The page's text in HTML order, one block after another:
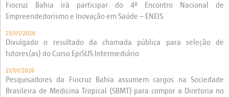
Fiocruz Bahia irá participar do 4º Encontro Nacional de
Empreendedorismo e Inovação em Saúde – ENEIS
23/01/2026
Divulgado o resultado da chamada pública para seleção de
tutores(as) do Curso EpiSUS Intermediário
21/01/2026
Pesquisadores da Fiocruz Bahia assumem cargos na Sociedade
Brasileira de Medicina Tropical (SBMT) para compor a Diretoria no